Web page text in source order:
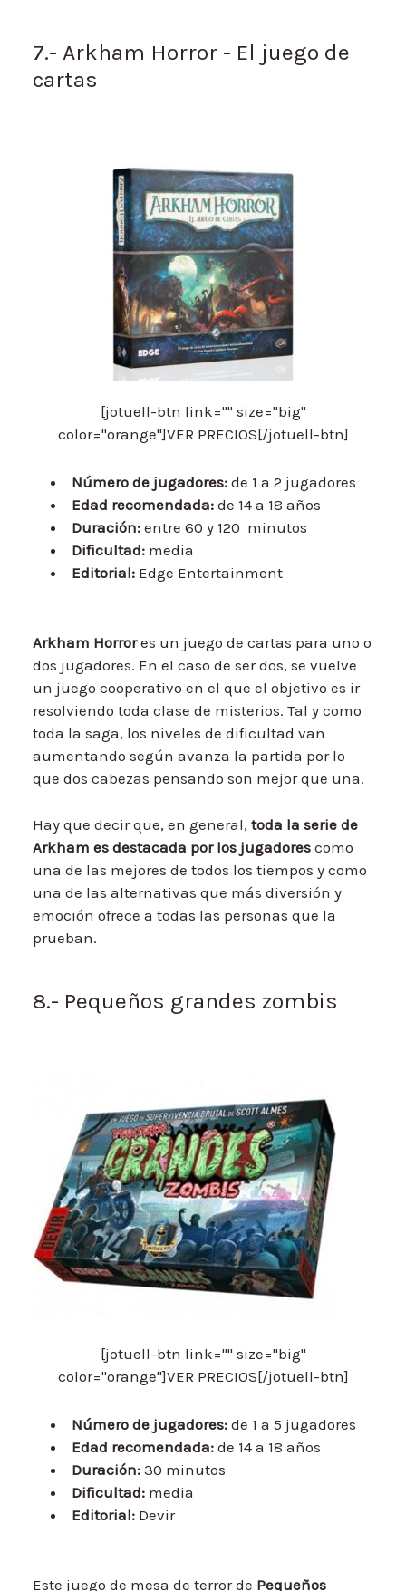
7.- Arkham Horror - El juego de
cartas
[jotuell-btn link="" size="big"
color="orange"]VER PRECIOS[/jotuell-btn]
Número de jugadores: de 1 a 2 jugadores
Edad recomendada: de 14 a 18 años
Duración: entre 60 y 120 minutos
Dificultad: media
Editorial: Edge Entertainment
Arkham Horrores un juego de cartas para uno o
dos jugadores. En el caso de ser dos, se vuelve
un juego cooperativo en el que el objetivo es ir
resolviendo toda clase de misterios. Tal y como
toda la saga, los niveles de dificultad van
aumentando según avanza la partida por lo
que dos cabezas pensando son mejor que una.
Hay que decir que, en general, toda la serie de
Arkham es destacada por los jugadores como
una de las mejores de todos los tiempos y como
una de las alternativas que más diversión y
emoción ofrece a todas las personas que la
prueban.
8.- Pequeños grandes zombis
[jotuell-btn link="" size="big"
color="orange"]VER PRECIOS[/jotuell-btn]
Número de jugadores: de 1 a 5 jugadores
Edad recomendada: de 14 a 18 años
Duración: 30 minutos
Dificultad: media
Editorial: Devir
Este juego de mesa de terror de Pequeños